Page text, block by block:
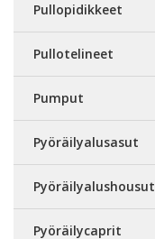
Pullopidikkeet
Pullotelineet
Pumput
Pyöräilyalusasut
Pyöräilyalushousut
Pyöräilycaprit